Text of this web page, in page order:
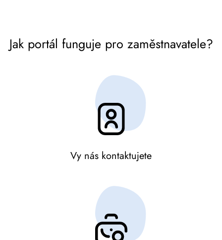
Jak portál funguje pro zaměstnavatele?
Vy nás kontaktujete